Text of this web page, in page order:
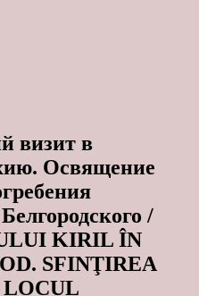
визит в
Освящение
/
KIRIL ÎN
SFINŢIREA
LOCUL